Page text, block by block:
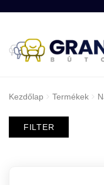
Kezdőlap Termékek
FILTER